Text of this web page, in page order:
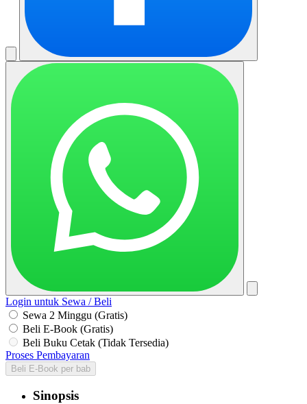
Login untuk Sewa / Beli
Sewa 2 Minggu (Gratis)
Beli E-Book (Gratis)
Beli Buku Cetak (Tidak Tersedia)
Proses Pembayaran
Beli E-Book per bab
Sinopsis